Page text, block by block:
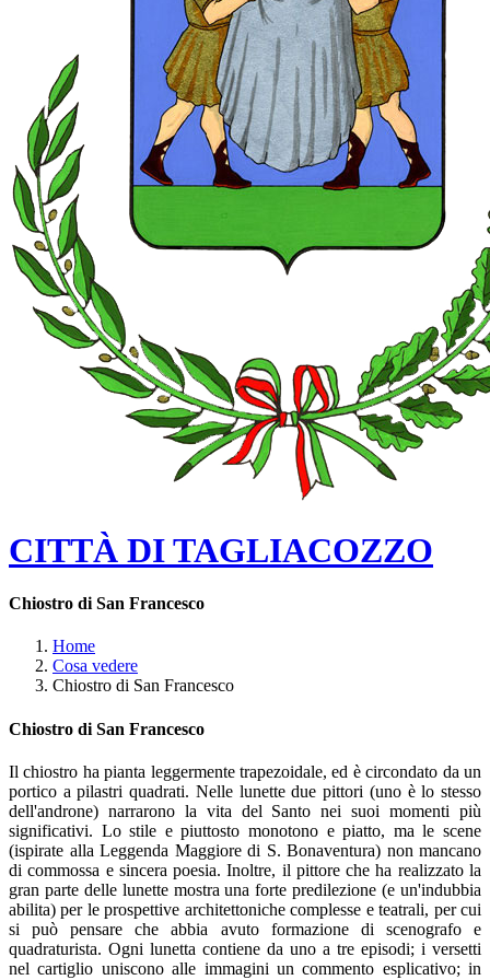
CITTÀ DI TAGLIACOZZO
Chiostro di San Francesco
Home
Cosa vedere
Chiostro di San Francesco
Chiostro di San Francesco
Il chiostro ha pianta leggermente trapezoidale, ed è circondato da un
portico a pilastri quadrati. Nelle lunette due pittori (uno è lo stesso
dell'androne) narrarono la vita del Santo nei suoi momenti più
significativi. Lo stile e piuttosto monotono e piatto, ma le scene
(ispirate alla Leggenda Maggiore di S. Bonaventura) non mancano
di commossa e sincera poesia. Inoltre, il pittore che ha realizzato la
gran parte delle lunette mostra una forte predilezione (e un'indubbia
abilita) per le prospettive architettoniche complesse e teatrali, per cui
si può pensare che abbia avuto formazione di scenografo e
quadraturista. Ogni lunetta contiene da uno a tre episodi; i versetti
nel cartiglio uniscono alle immagini un commento esplicativo; in